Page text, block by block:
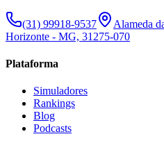
(31) 99918-9537
Alameda
Horizonte - MG, 31275-070
Plataforma
Simuladores
Rankings
Blog
Podcasts